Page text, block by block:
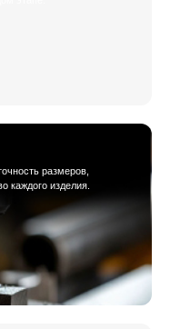
размеров,
каждого изделия.